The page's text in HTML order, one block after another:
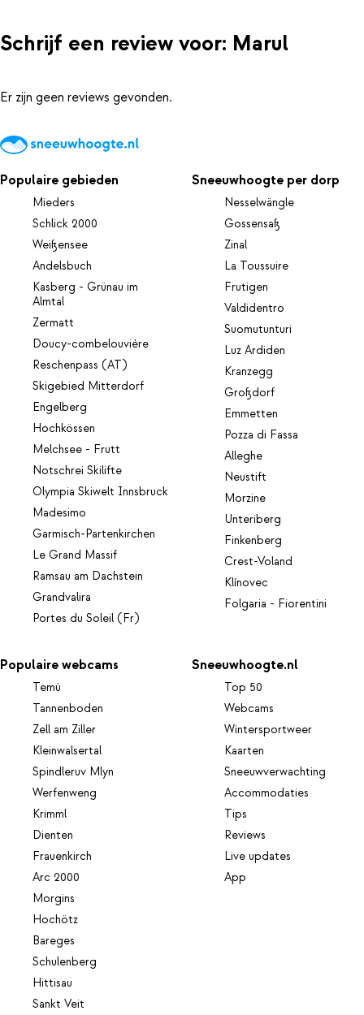
Schrijf een review voor: Marul
Er zijn geen reviews gevonden.
Populaire gebieden
Mieders
Schlick 2000
Weißensee
Andelsbuch
Kasberg - Grünau im
Almtal
Zermatt
Doucy-combelouvière
Reschenpass (AT)
Skigebied Mitterdorf
Engelberg
Hochkössen
Melchsee - Frutt
Notschrei Skilifte
Olympia Skiwelt Innsbruck
Madesimo
Garmisch-Partenkirchen
Le Grand Massif
Ramsau am Dachstein
Grandvalira
Portes du Soleil (Fr)
Sneeuwhoogte per dorp
Nesselwängle
Gossensaß
Zinal
La Toussuire
Frutigen
Valdidentro
Suomutunturi
Luz Ardiden
Kranzegg
Großdorf
Emmetten
Pozza di Fassa
Alleghe
Neustift
Morzine
Unteriberg
Finkenberg
Crest-Voland
Klínovec
Folgaria - Fiorentini
Populaire webcams
Temù
Tannenboden
Zell am Ziller
Kleinwalsertal
Spindleruv Mlyn
Werfenweng
Krimml
Dienten
Frauenkirch
Arc 2000
Morgins
Hochötz
Bareges
Schulenberg
Hittisau
Sankt Veit
Sneeuwhoogte.nl
Top 50
Webcams
Wintersportweer
Kaarten
Sneeuwverwachting
Accommodaties
Tips
Reviews
Live updates
App